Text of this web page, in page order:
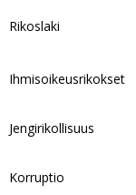
Rikoslaki
Ihmisoikeusrikokset
Jengirikollisuus
Korruptio